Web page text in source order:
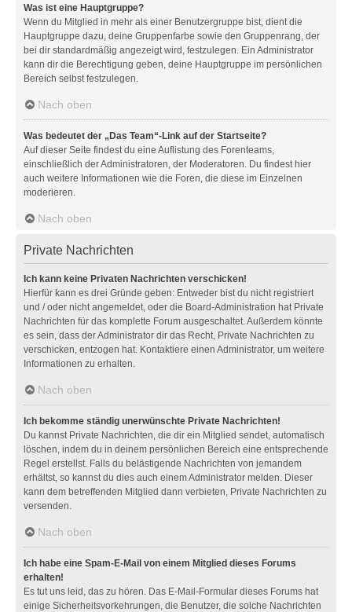
Was ist eine Hauptgruppe?
Wenn du Mitglied in mehr als einer Benutzergruppe bist, dient die
Hauptgruppe dazu, deine Gruppenfarbe sowie den Gruppenrang, der
bei dir standardmäßig angezeigt wird, festzulegen. Ein Administrator
kann dir die Berechtigung geben, deine Hauptgruppe im persönlichen
Bereich selbst festzulegen.
Nach oben
Was bedeutet der „Das Team“-Link auf der Startseite?
Auf dieser Seite findest du eine Auflistung des Forenteams,
einschließlich der Administratoren, der Moderatoren. Du findest hier
auch weitere Informationen wie die Foren, die diese im Einzelnen
moderieren.
Nach oben
Private Nachrichten
Ich kann keine Privaten Nachrichten verschicken!
Hierfür kann es drei Gründe geben: Entweder bist du nicht registriert
und / oder nicht angemeldet, oder die Board-Administration hat Private
Nachrichten für das komplette Forum ausgeschaltet. Außerdem könnte
es sein, dass der Administrator dir das Recht, Private Nachrichten zu
verschicken, entzogen hat. Kontaktiere einen Administrator, um weitere
Informationen zu erhalten.
Nach oben
Ich bekomme ständig unerwünschte Private Nachrichten!
Du kannst Private Nachrichten, die dir ein Mitglied sendet, automatisch
löschen, indem du in deinem persönlichen Bereich eine entsprechende
Regel erstellst. Falls du belästigende Nachrichten von jemandem
erhältst, so kannst du dies auch einem Administrator melden. Dieser
kann dem betreffenden Mitglied dann verbieten, Private Nachrichten zu
versenden.
Nach oben
Ich habe eine Spam-E-Mail von einem Mitglied dieses Forums
erhalten!
Es tut uns leid, das zu hören. Das E-Mail-Formular dieses Forums hat
einige Sicherheitsvorkehrungen, die Benutzer, die solche Nachrichten